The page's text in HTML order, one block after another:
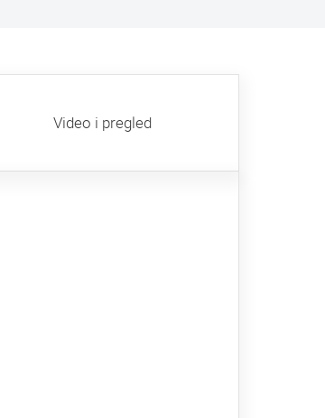
Video i pregled